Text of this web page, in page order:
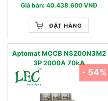
Giá bán: 40.438.600 VNĐ
ĐẶT HÀNG
Aptomat MCCB NS200N3M2
3P 2000A 70kA
- 54%